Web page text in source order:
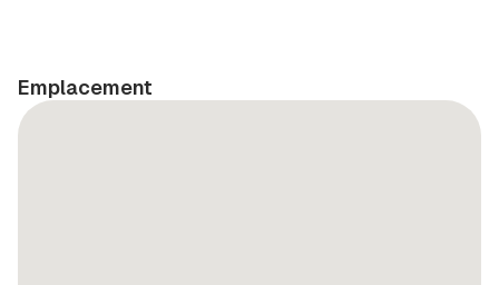
Emplacement